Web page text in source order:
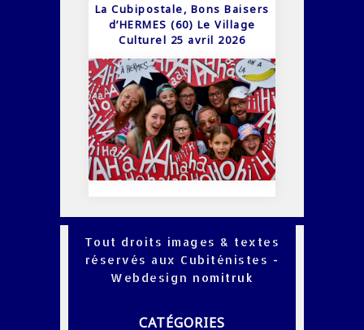
La Cubipostale, Bons Baisers
d’HERMES (60) Le Village
Culturel 25 avril 2026
Tout droits images & textes
réservés aux Cubiténistes -
Webdesign nomitruk
CATÉGORIES